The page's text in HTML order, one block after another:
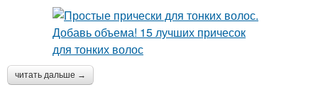
читать дальше →